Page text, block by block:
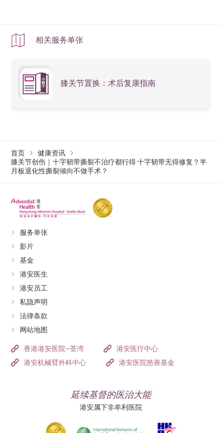
相关服务单张
膝关节置换：术后复康指南
首页
健康资讯
膝关节创伤｜十字韧带撕裂不治疗都行得 十字韧带无得修复？半
月板退化性撕裂倾向不做手术？
服务单张
影片
基金
港安医生
港安员工
私隐声明
法律条款
网站地图
香港港安医院–荃湾
港安医疗中心
港安机械臂外科中心
港安医院慈善基金
延续基督的医治大能
港安属下非牟利医院